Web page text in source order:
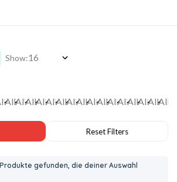
Show:
gefunden, die deiner Auswahl